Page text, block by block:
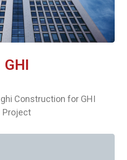
GHI
Construction for GHI
Project